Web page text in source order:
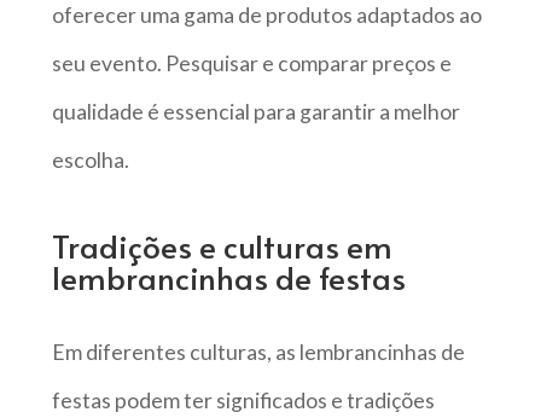
oferecer uma gama de produtos adaptados ao
seu evento. Pesquisar e comparar preços e
qualidade é essencial para garantir a melhor
escolha.
Tradições e culturas em
lembrancinhas de festas
Em diferentes culturas, as lembrancinhas de
festas podem ter significados e tradições